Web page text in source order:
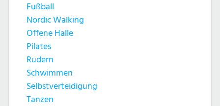
Fußball
Nordic Walking
Offene Halle
Pilates
Rudern
Schwimmen
Selbstverteidigung
Tanzen